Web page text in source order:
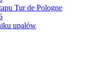
Tur de Pologne
upałów